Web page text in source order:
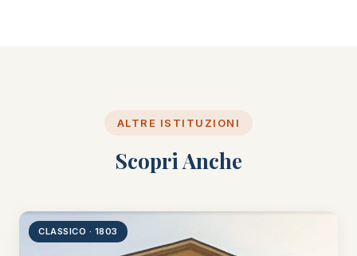
ALTRE ISTITUZIONI
Scopri Anche
CLASSICO · 1803